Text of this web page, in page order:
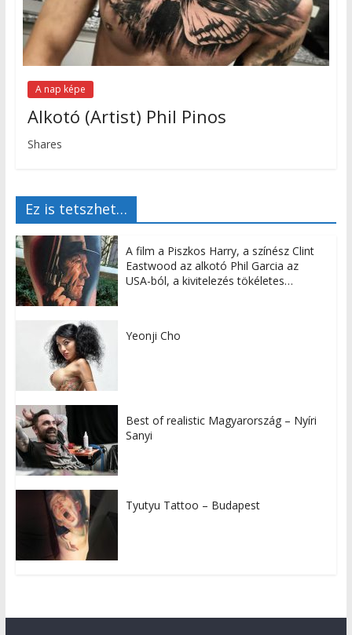
A nap képe
Alkotó (Artist) Phil Pinos
Shares
Ez is tetszhet…
A film a Piszkos Harry, a színész Clint
Eastwood az alkotó Phil Garcia az
USA-ból, a kivitelezés tökéletes…
Yeonji Cho
Best of realistic Magyarország – Nyíri
Sanyi
Tyutyu Tattoo – Budapest